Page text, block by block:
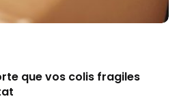
que vos colis fragiles